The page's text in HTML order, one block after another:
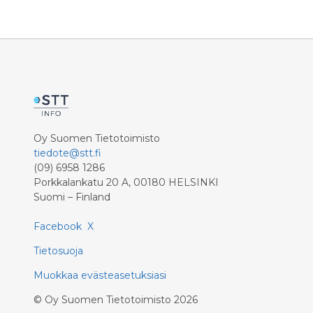
Oy Suomen Tietotoimisto
tiedote@stt.fi
(09) 6958 1286
Porkkalankatu 20 A, 00180 HELSINKI
Suomi – Finland
Facebook X
Tietosuoja
Muokkaa evästeasetuksiasi
© Oy Suomen Tietotoimisto 2026